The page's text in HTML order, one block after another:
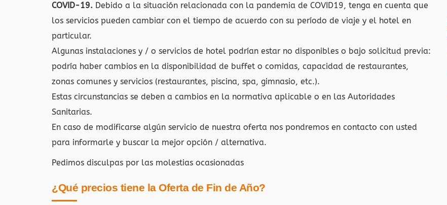
COVID-19. Debido a la situación relacionada con la pandemia de COVID19, tenga en cuenta que
los servicios pueden cambiar con el tiempo de acuerdo con su período de viaje y el hotel en
particular.
Algunas instalaciones y / o servicios de hotel podrían estar no disponibles o bajo solicitud previa:
podría haber cambios en la disponibilidad de buffet o comidas, capacidad de restaurantes,
zonas comunes y servicios (restaurantes, piscina, spa, gimnasio, etc.).
Estas circunstancias se deben a cambios en la normativa aplicable o en las Autoridades
Sanitarias.
En caso de modificarse algún servicio de nuestra oferta nos pondremos en contacto con usted
para informarle y buscar la mejor opción / alternativa.
Pedimos disculpas por las molestias ocasionadas
¿Qué precios tiene la Oferta de Fin de Año?